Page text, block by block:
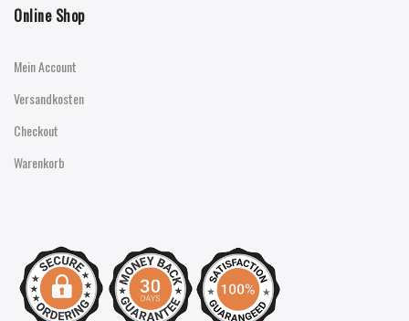
Online Shop
Mein Account
Versandkosten
Checkout
Warenkorb